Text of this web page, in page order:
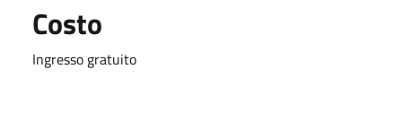
Costo
Ingresso gratuito